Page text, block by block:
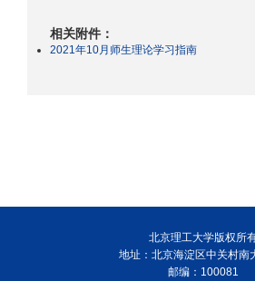
相关附件：
2021年10月师生理论学习指南
北京理工大学版权所
地址：北京海淀区中关村南
邮编：100081